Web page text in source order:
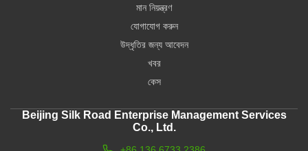
মান নিয়ন্ত্রণ
যোগাযোগ করুন
উদ্ধৃতির জন্য আবেদন
খবর
কেস
Beijing Silk Road Enterprise Management Services
Co., Ltd.